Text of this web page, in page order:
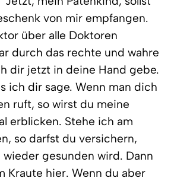
von mir empfangen.
über alle Doktoren
durch das rechte und wahre
dir jetzt in deine Hand gebe.
ich dir sage. Wenn man dich
ruft, so wirst du meine
erblicken. Stehe ich am
so darfst du versichern,
wieder gesunden wird. Dann
Kraute hier. Wenn du aber